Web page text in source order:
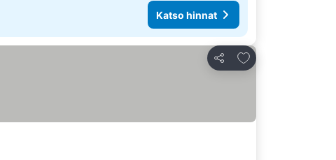
Katso hinnat
Jaa
Lisää suosikkeihin